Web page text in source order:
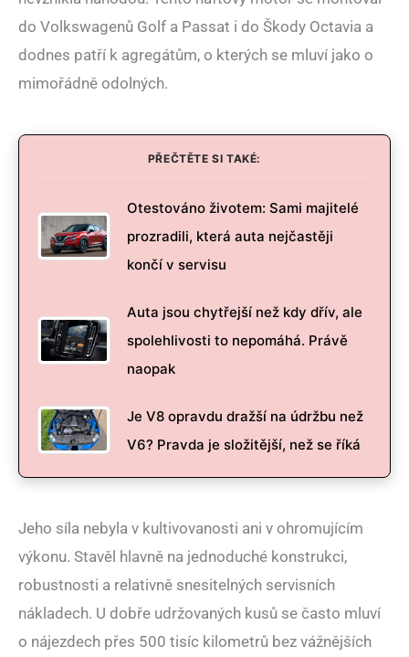
do Volkswagenů Golf a Passat i do Škody Octavia a
dodnes patří k agregátům, o kterých se mluví jako o
mimořádně odolných.
PŘEČTĚTE SI TAKÉ:
Otestováno životem: Sami majitelé
prozradili, která auta nejčastěji
končí v servisu
Auta jsou chytřejší než kdy dřív, ale
spolehlivosti to nepomáhá. Právě
naopak
Je V8 opravdu dražší na údržbu než
V6? Pravda je složitější, než se říká
Jeho síla nebyla v kultivovanosti ani v ohromujícím
výkonu. Stavěl hlavně na jednoduché konstrukci,
robustnosti a relativně snesitelných servisních
nákladech. U dobře udržovaných kusů se často mluví
o nájezdech přes 500 tisíc kilometrů bez vážnějších